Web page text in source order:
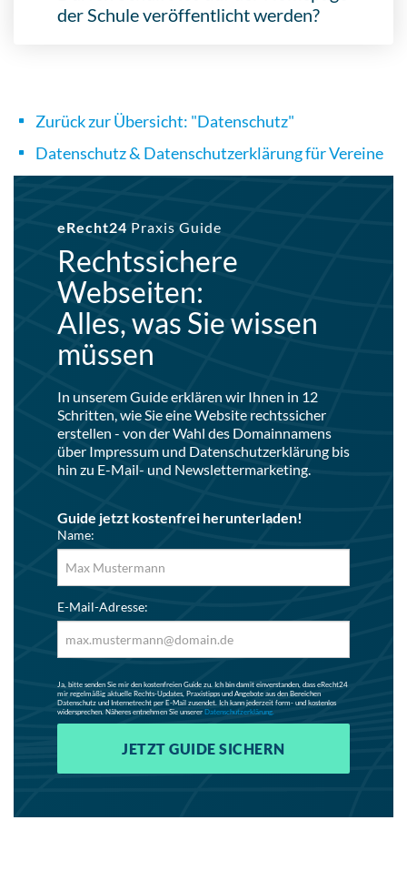
der Schule veröffentlicht werden?
Zurück zur Übersicht: "Datenschutz"
Datenschutz & Datenschutzerklärung für Vereine
eRecht24 Praxis Guide
Rechtssichere
Webseiten:
Alles, was Sie wissen
müssen
In unserem Guide erklären wir Ihnen in 12
Schritten, wie Sie eine Website rechtssicher
erstellen - von der Wahl des Domainnamens
über Impressum und Datenschutzerklärung bis
hin zu E-Mail- und Newslettermarketing.
Guide jetzt kostenfrei herunterladen!
Name:
E-Mail-Adresse:
Ja, bitte senden Sie mir den kostenfreien Guide zu. Ich bin damit einverstanden, dass eRecht24
mir regelmäßig aktuelle Rechts-Updates, Praxistipps und Angebote aus den Bereichen
Datenschutz und Internetrecht per E-Mail zusendet. Ich kann jederzeit form- und kostenlos
widersprechen. Näheres entnehmen Sie unserer Datenschutzerklärung.
JETZT GUIDE SICHERN